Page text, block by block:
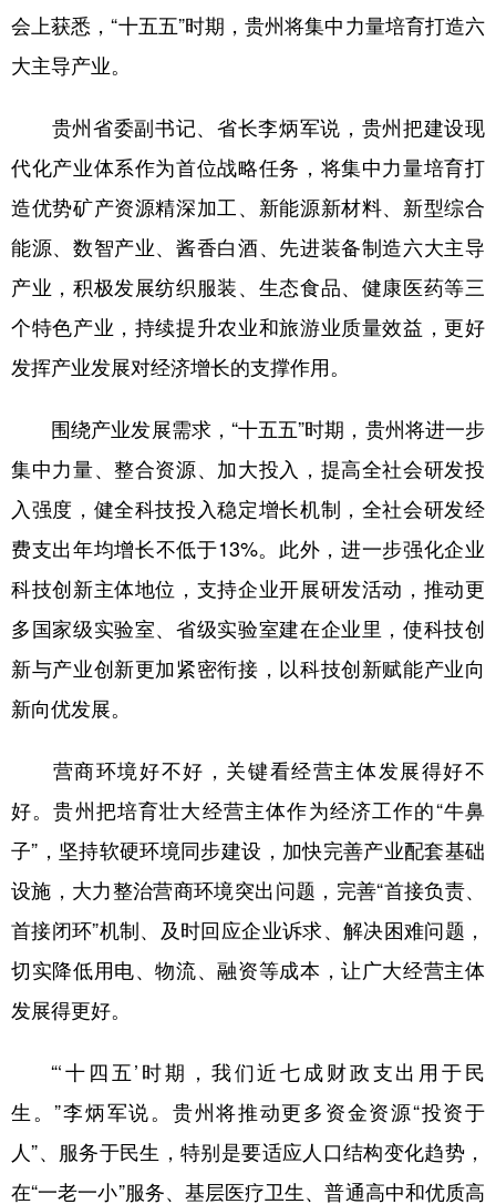
广东 广西 海南 重庆
四川
陕西 甘肃 青海 宁夏
新疆 内蒙古 黑龙江
多语种频道
English Español Français عربى
会上获悉，“十五五”时期，贵州将集中力量培育打造六
大主导产业。
贵州省委副书记、省长李炳军说，贵州把建设现
代化产业体系作为首位战略任务，将集中力量培育打
造优势矿产资源精深加工、新能源新材料、新型综合
能源、数智产业、酱香白酒、先进装备制造六大主导
产业，积极发展纺织服装、生态食品、健康医药等三
个特色产业，持续提升农业和旅游业质量效益，更好
发挥产业发展对经济增长的支撑作用。
围绕产业发展需求，“十五五”时期，贵州将进一步
集中力量、整合资源、加大投入，提高全社会研发投
入强度，健全科技投入稳定增长机制，全社会研发经
费支出年均增长不低于13%。此外，进一步强化企业
科技创新主体地位，支持企业开展研发活动，推动更
多国家级实验室、省级实验室建在企业里，使科技创
新与产业创新更加紧密衔接，以科技创新赋能产业向
新向优发展。
营商环境好不好，关键看经营主体发展得好不
好。贵州把培育壮大经营主体作为经济工作的“牛鼻
子”，坚持软硬环境同步建设，加快完善产业配套基础
设施，大力整治营商环境突出问题，完善“首接负责、
首接闭环”机制、及时回应企业诉求、解决困难问题，
切实降低用电、物流、融资等成本，让广大经营主体
发展得更好。
“‘十四五’时期，我们近七成财政支出用于民
生。”李炳军说。贵州将推动更多资金资源“投资于
人”、服务于民生，特别是要适应人口结构变化趋势，
在“一老一小”服务、基层医疗卫生、普通高中和优质高